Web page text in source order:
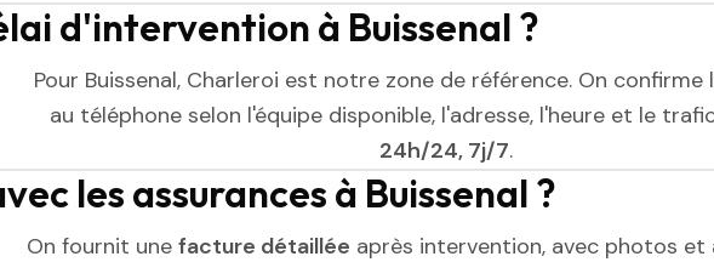
d'intervention à Buissenal ?
Pour Buissenal, Charleroi est notre zone de référence. On
au téléphone selon l'équipe disponible, l'adresse, l'heure et le
24h/24, 7j/7.
les assurances à Buissenal ?
On fournit une facture détaillée après intervention, avec photos